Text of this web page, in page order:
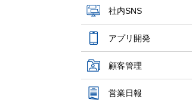
社内SNS
アプリ開発
顧客管理
営業日報